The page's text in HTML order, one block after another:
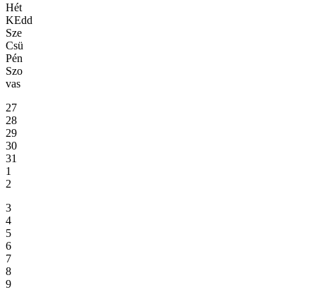
Hét
KEdd
Sze
Csü
Pén
Szo
vas
27
28
29
30
31
1
2
3
4
5
6
7
8
9